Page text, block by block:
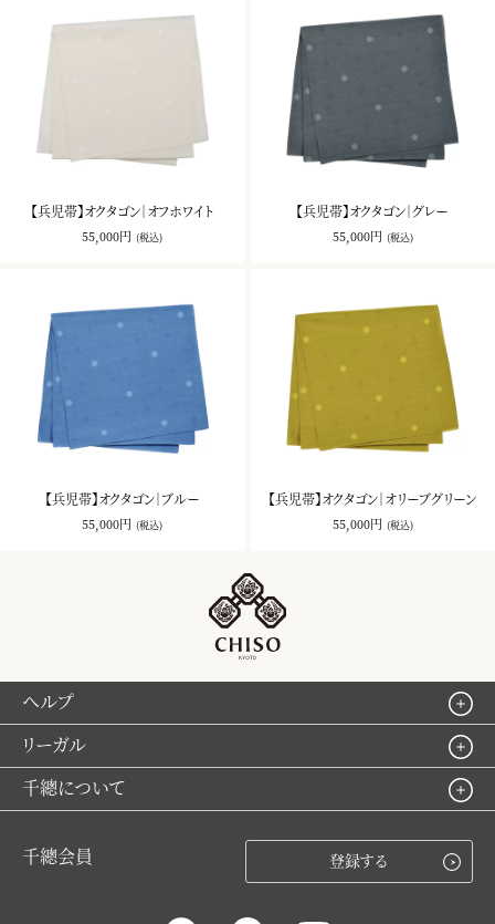
【兵児帯】オクタゴン｜オフホワイト
55,000円 (税込)
【兵児帯】オクタゴン｜グレー
55,000円 (税込)
【兵児帯】オクタゴン｜ブルー
55,000円 (税込)
【兵児帯】オクタゴン｜オリーブグリーン
55,000円 (税込)
ヘルプ
リーガル
千總について
千總会員 登録する